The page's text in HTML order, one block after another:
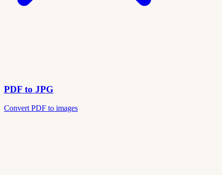
PDF to JPG
Convert PDF to images